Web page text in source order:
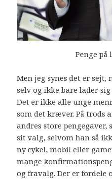
Penge på
Men jeg synes det er
selv og ikke bare lader
Det er ikke alle unge
som det kræver. På trods
andres store
sit valg, selvom han så
ny cykel, mobil eller
mange
og fravalg. Der er fordele